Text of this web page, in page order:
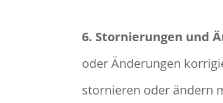
6. Stornierungen und
oder Änderungen
stornieren oder ändern